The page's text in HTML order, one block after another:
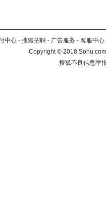
中心 - 搜狐招聘 - 广告服务 - 客服中心
Copyright©2018
搜狐不良信息举